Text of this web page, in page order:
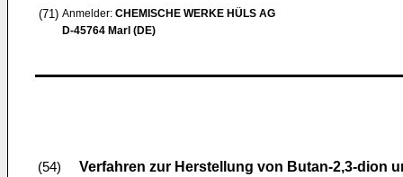
(71) Anmelder: CHEMISCHE WERKE HÜLS AG
D-45764 Marl (DE)
(54) Verfahren zur Herstellung von Butan-2,3-dion